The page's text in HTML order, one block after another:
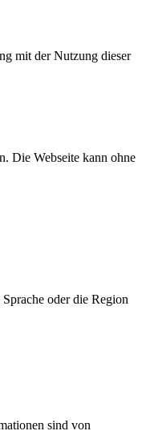
mit der Nutzung dieser
Die Webseite kann ohne
oder die Region
sind von